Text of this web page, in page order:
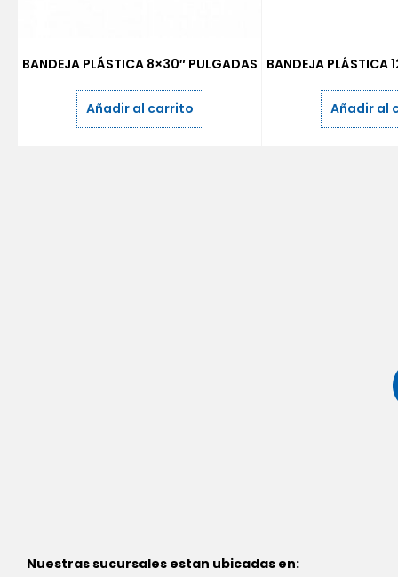
BANDEJA PLÁSTICA 8×30″ PULGADAS
Añadir al carrito
BANDEJA PLÁSTICA
Añadir al
Nuestras sucursales estan ubicadas en: